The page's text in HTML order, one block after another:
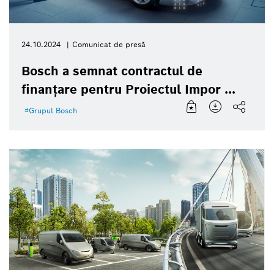
24.10.2024 Comunicat de presă
Bosch a semnat contractul de
finanțare pentru Proiectul Impor ...
Grupul Bosch